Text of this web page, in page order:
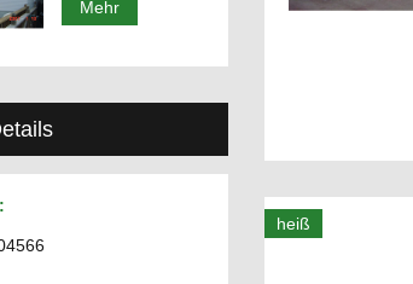
heiß
Mehr